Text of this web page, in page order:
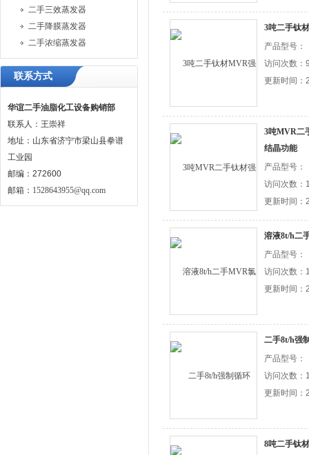
二手三效蒸发器
二手降膜蒸发器
二手浓缩蒸发器
联系方式
华谊二手油脂化工设备购销部
联系人：王崇祥
地址：山东省济宁市梁山县拳谱
工业园
邮编：272600
邮箱： 1528643955@qq.com
3吨二手钛
产品型号：
访问次数：
更新时间：
3吨MVR二
结晶功能
产品型号：
访问次数：
更新时间：
溶液8t/h二
产品型号：
访问次数：
更新时间：
二手8t/h强
产品型号：
访问次数：
更新时间：
8吨二手钛